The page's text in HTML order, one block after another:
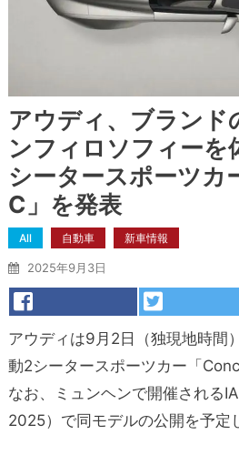
アウディ、ブランド
ンフィロソフィーを
シータースポーツ
C」を発表
All 自動車 新車情報
2025年9月3日
アウディは9月2日（独現地時間
動2シータースポーツカー「
なお、ミュンヘンで開催される
2025）で同モデルの公開を予定